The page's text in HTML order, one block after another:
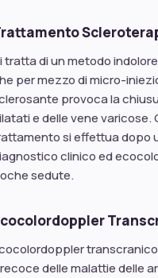
tratta di un metodo
per mezzo di micro-
provoca la
e delle vene varicose.
si effettua dopo
clinico ed
sedute.
delle malattie delle